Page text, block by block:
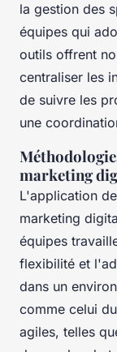
la gestion des
équipes qui
outils offrent
centraliser les
de suivre les
une
marketing
L'application
marketing
équipes
flexibilité et
dans un
comme celui
agiles, telles